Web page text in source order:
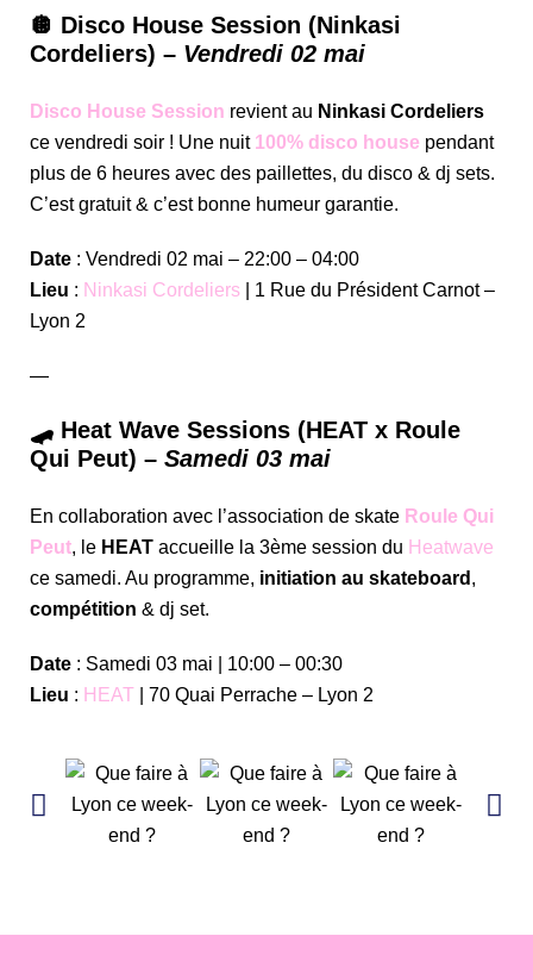
🪩 Disco House Session (Ninkasi
Cordeliers) – Vendredi 02 mai
Disco House Session revient au Ninkasi Cordeliers
ce vendredi soir ! Une nuit 100% disco house pendant
plus de 6 heures avec des paillettes, du disco & dj sets.
C’est gratuit & c’est bonne humeur garantie.
Date : Vendredi 02 mai – 22:00 – 04:00
Lieu : Ninkasi Cordeliers | 1 Rue du Président Carnot –
Lyon 2
—
🛹 Heat Wave Sessions (HEAT x Roule
Qui Peut) – Samedi 03 mai
En collaboration avec l’association de skate Roule Qui
Peut, le HEAT accueille la 3ème session du Heatwave
ce samedi. Au programme, initiation au skateboard ,
compétition & dj set.
Date : Samedi 03 mai | 10:00 – 00:30
Lieu : HEAT | 70 Quai Perrache – Lyon 2